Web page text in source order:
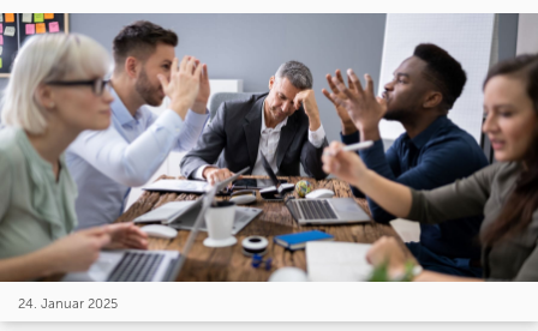
24. Januar 2025